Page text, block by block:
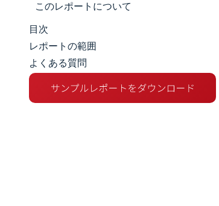
このレポートについて
市場規模とシェア
市場分析
トレンドとインサイト
目次
レポートの範囲
よくある質問